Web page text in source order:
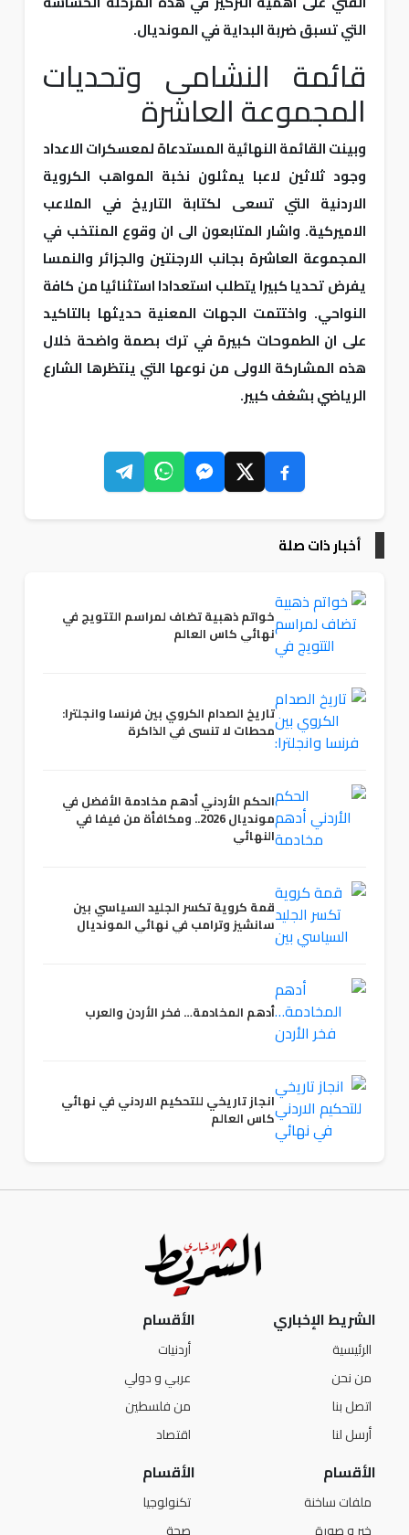
التي تسبق ضربة البداية في المونديال.
قائمة النشامى وتحديات
المجموعة العاشرة
وبينت القائمة النهائية المستدعاة لمعسكرات الاعداد
وجود ثلاثين لاعبا يمثلون نخبة المواهب الكروية
الاردنية التي تسعى لكتابة التاريخ في الملاعب
الاميركية. واشار المتابعون الى ان وقوع المنتخب في
المجموعة العاشرة بجانب الارجنتين والجزائر والنمسا
يفرض تحديا كبيرا يتطلب استعدادا استثنائيا من كافة
النواحي. واختتمت الجهات المعنية حديثها بالتاكيد
على ان الطموحات كبيرة في ترك بصمة واضحة خلال
هذه المشاركة الاولى من نوعها التي ينتظرها الشارع
الرياضي بشغف كبير.
أخبار ذات صلة
خواتم ذهبية تضاف لمراسم التتويج في
نهائي كاس العالم
تاريخ الصدام الكروي بين فرنسا وانجلترا:
محطات لا تنسى في الذاكرة
الحكم الأردني أدهم مخادمة الأفضل في
مونديال 2026.. ومكافأة من فيفا في
النهائي
قمة كروية تكسر الجليد السياسي بين
سانشيز وترامب في نهائي المونديال
أدهم المخادمة… فخر الأردن والعرب
انجاز تاريخي للتحكيم الاردني في نهائي
كاس العالم
الشريط الإخباري
الرئيسية
من نحن
اتصل بنا
أرسل لنا
الأقسام
أردنيات
عربي و دولي
من فلسطين
اقتصاد
الأقسام
ملفات ساخنة
الأقسام
تكنولوجيا